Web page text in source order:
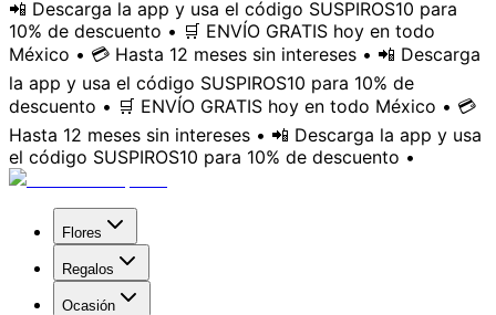
📲 Descarga la app y usa el código SUSPIROS10 para
10% de descuento • 🛒 ENVÍO GRATIS hoy en todo
México • 💳 Hasta 12 meses sin intereses • 📲 Descarga
la app y usa el código SUSPIROS10 para 10% de
descuento • 🛒 ENVÍO GRATIS hoy en todo México • 💳
Hasta 12 meses sin intereses • 📲 Descarga la app y usa
el código SUSPIROS10 para 10% de descuento •
Flores
Regalos
Ocasión